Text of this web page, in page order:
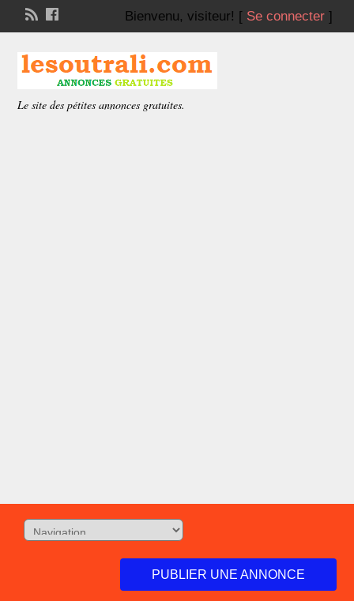
Bienvenu, visiteur! [ Se connecter]
Le site des pétites annonces gratuites.
PUBLIER UNE ANNONCE